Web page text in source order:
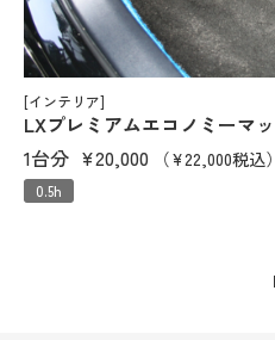
[インテリア]
LXプレミアムエコノミーマ
1台分 ¥20,000 （¥22,000税込）
0.5h